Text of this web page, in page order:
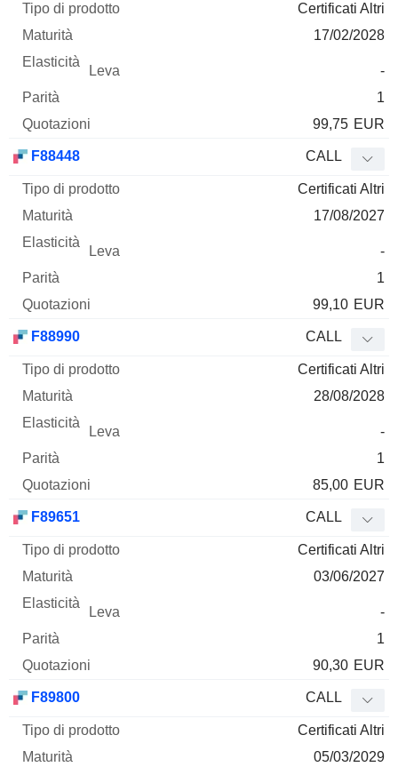
Certificati Altri
17/02/2028
-
1
99,75 EUR
F88448 CALL
Certificati Altri
17/08/2027
-
1
99,10 EUR
F88990 CALL
Certificati Altri
28/08/2028
-
1
85,00 EUR
F89651 CALL
Certificati Altri
03/06/2027
-
1
90,30 EUR
F89800 CALL
Certificati Altri
05/03/2029